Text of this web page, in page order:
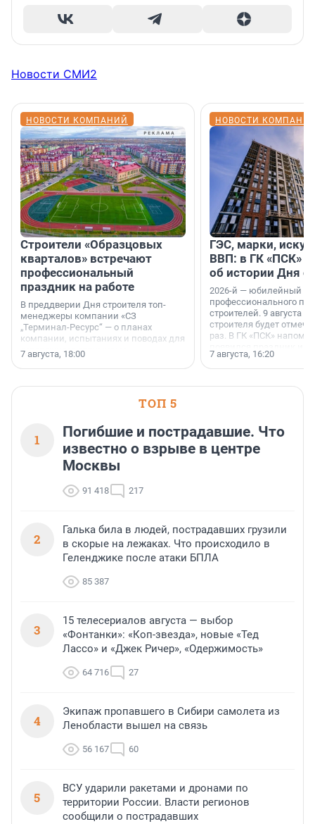
Новости СМИ2
НОВОСТИ КОМПАНИЙ
Строители «Образцовых
кварталов» встречают
профессиональный
праздник на работе
В преддверии Дня строителя топ-
менеджеры компании «СЗ
„Терминал-Ресурс“ — о планах
компании, испытаниях и поводах для
осторожного оптимизма.
7 августа, 18:00
НОВОСТИ
ГЭС, марки,
ВВП: в ГК «ПСК»
об истории Дня
2026-й — юбилейный
профессионального
строителей. 9 августа
строителя будет
раз. В ГК «ПСК»
поменялась роль
7 августа, 16:20
ТОП 5
1
Погибшие и пострадавшие. Что
известно о взрыве в центре
Москвы
91 418 217
2
Галька била в людей, пострадавших грузили
в скорые на лежаках. Что происходило в
Геленджике после атаки БПЛА
85 387
3
15 телесериалов августа — выбор
«Фонтанки»: «Коп-звезда», новые «Тед
Лассо» и «Джек Ричер», «Одержимость»
64 716 27
4
Экипаж пропавшего в Сибири самолета из
Ленобласти вышел на связь
56 167 60
5
ВСУ ударили ракетами и дронами по
территории России. Власти регионов
сообщили о пострадавших